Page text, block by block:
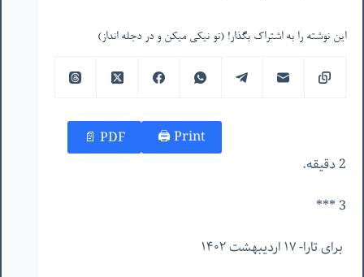
این نوشته را به اشتراک بگذار! (تو نیکی میکن و در دجله انداز)
Print 🖨
PDF 📄
2 دقیقه.
3 ***
برای تارا- ١٧ اردیبهشت ١۴٠٢